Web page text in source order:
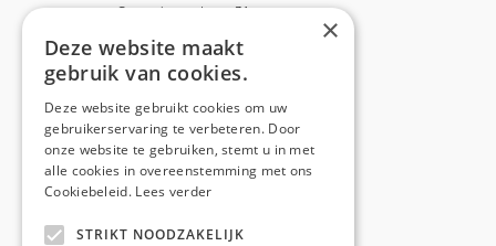
Capucienenlaan 31
Telefoon:0473 44 56 94
NAVIGATION
Home
×
Deze website maakt
gebruik van cookies.
Deze website gebruikt cookies om uw
gebruikerservaring te verbeteren. Door
onze website te gebruiken, stemt u in met
alle cookies in overeenstemming met ons
Cookiebeleid. Lees verder
STRIKT NOODZAKELIJK